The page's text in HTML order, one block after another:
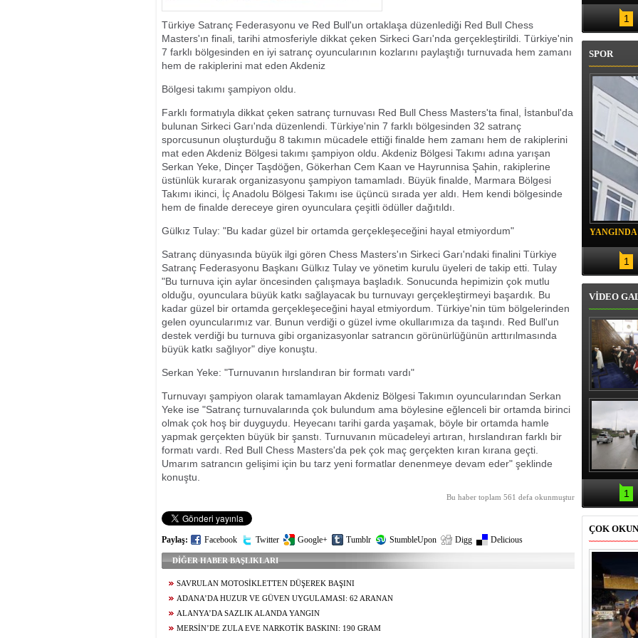
BİN 500 HAK SAHİBİNİN KONUTU BELİRLENDİ
Türkiye Satranç Federasyonu ve Red Bull'un ortaklaşa düzenlediği Red Bull Chess
Masters'ın finali, tarihi atmosferiyle dikkat çeken Sirkeci Garı'nda gerçekleştirildi. Türkiye'nin
7 farklı bölgesinden en iyi satranç oyuncularının kozlarını paylaştığı turnuvada hem zamanı
hem de rakiplerini mat eden Akdeniz
Bölgesi takımı şampiyon oldu.
Farklı formatıyla dikkat çeken satranç turnuvası Red Bull Chess Masters'ta final, İstanbul'da
bulunan Sirkeci Garı'nda düzenlendi. Türkiye'nin 7 farklı bölgesinden 32 satranç
sporcusunun oluşturduğu 8 takımın mücadele ettiği finalde hem zamanı hem de rakiplerini
mat eden Akdeniz Bölgesi takımı şampiyon oldu. Akdeniz Bölgesi Takımı adına yarışan
Serkan Yeke, Dinçer Taşdöğen, Gökerhan Cem Kaan ve Hayrunnisa Şahin, rakiplerine
üstünlük kurarak organizasyonu şampiyon tamamladı. Büyük finalde, Marmara Bölgesi
Takımı ikinci, İç Anadolu Bölgesi Takımı ise üçüncü sırada yer aldı. Hem kendi bölgesinde
hem de finalde dereceye giren oyunculara çeşitli ödüller dağıtıldı.
Gülkız Tulay: "Bu kadar güzel bir ortamda gerçekleşeceğini hayal etmiyordum"
Satranç dünyasında büyük ilgi gören Chess Masters'ın Sirkeci Garı'ndaki finalini Türkiye
Satranç Federasyonu Başkanı Gülkız Tulay ve yönetim kurulu üyeleri de takip etti. Tulay
"Bu turnuva için aylar öncesinden çalışmaya başladık. Sonucunda hepimizin çok mutlu
olduğu, oyunculara büyük katkı sağlayacak bu turnuvayı gerçekleştirmeyi başardık. Bu
kadar güzel bir ortamda gerçekleşeceğini hayal etmiyordum. Türkiye'nin tüm bölgelerinden
gelen oyuncularımız var. Bunun verdiği o güzel ivme okullarımıza da taşındı. Red Bull'un
destek verdiği bu turnuva gibi organizasyonlar satrancın görünürlüğünün arttırılmasında
büyük katkı sağlıyor" diye konuştu.
Serkan Yeke: "Turnuvanın hırslandıran bir formatı vardı"
Turnuvayı şampiyon olarak tamamlayan Akdeniz Bölgesi Takımın oyuncularından Serkan
Yeke ise "Satranç turnuvalarında çok bulundum ama böylesine eğlenceli bir ortamda birinci
olmak çok hoş bir duyguydu. Heyecanı tarihi garda yaşamak, böyle bir ortamda hamle
yapmak gerçekten büyük bir şanstı. Turnuvanın mücadeleyi artıran, hırslandıran farklı bir
formatı vardı. Red Bull Chess Masters'da pek çok maç gerçekten kıran kırana geçti.
Umarım satrancın gelişimi için bu tarz yeni formatlar denenmeye devam eder" şeklinde
konuştu.
Bu haber toplam 561 defa okunmuştur
Paylaş: Facebook Twitter Google+ Tumblr StumbleUpon Digg Delicious
DİĞER HABER BAŞLIKLARI
SAVRULAN MOTOSİKLETTEN DÜŞEREK BAŞINI
KALDIRIMA ÇARPAN GENÇ HAYATINI KAYBETTİ
ADANA’DA HUZUR VE GÜVEN UYGULAMASI: 62 ARANAN
ŞAHIS YAKALANDI, 3 MİLYON 924 BİN TL CEZA KESİLDİ
ALANYA’DA SAZLIK ALANDA YANGIN
MERSİN’DE ZULA EVE NARKOTİK BASKINI: 190 GRAM
1
SPOR
1
VİDEO
Erbaş,
Veli
teravih
1
ÇOK